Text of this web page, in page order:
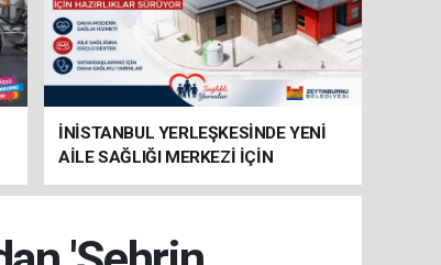
İNİSTANBUL YERLEŞKESİNDE YENİ
AİLE SAĞLIĞI MERKEZİ İÇİN
HAZIRLIKLAR SÜRÜYOR